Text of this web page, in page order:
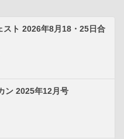
スト 2026年8月18・25日合
ン 2025年12月号